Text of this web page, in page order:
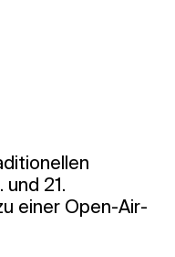
21.
einer Open-Air-